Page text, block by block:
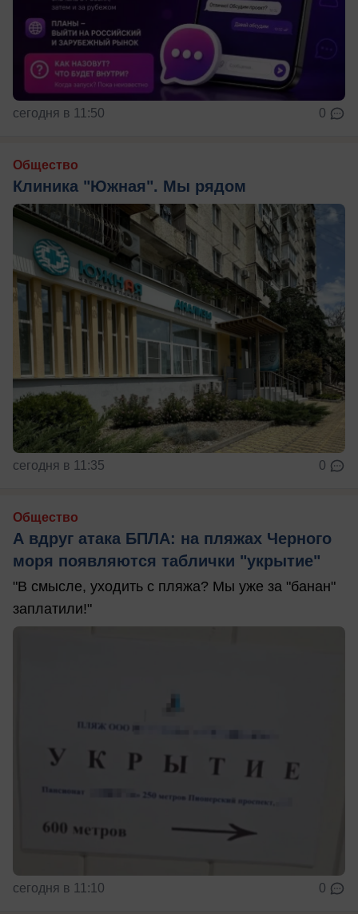
сегодня в 11:50 0
Общество
Клиника "Южная". Мы рядом
сегодня в 11:35 0
Общество
А вдруг атака БПЛА: на пляжах Черного
моря появляются таблички "укрытие"
"В смысле, уходить с пляжа? Мы уже за "банан"
заплатили!"
сегодня в 11:10 0